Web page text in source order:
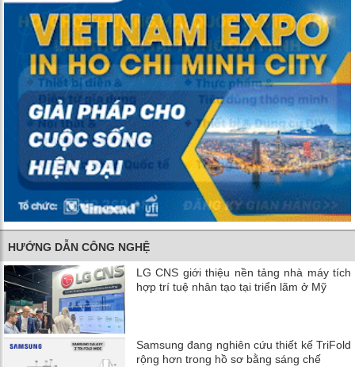
HƯỚNG DẪN CÔNG NGHỆ
LG CNS giới thiệu nền tảng nhà máy tích
hợp trí tuệ nhân tạo tại triển lãm ở Mỹ
Samsung đang nghiên cứu thiết kế TriFold
rộng hơn trong hồ sơ bằng sáng chế